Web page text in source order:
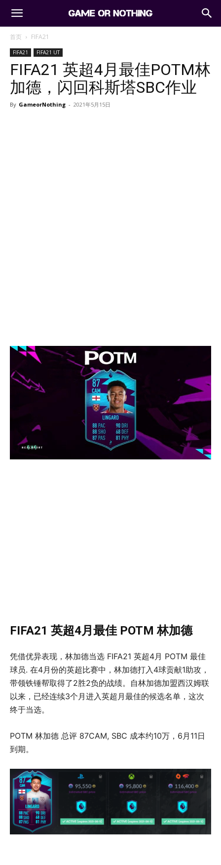
首页 FIFA21
FIFA21 FIFA21 UT
FIFA21 英超4月最佳POTM林
加德，闪回科斯塔SBC作业
By GameorNothing - 2021年5月15日
FIFA21 英超4月最佳 POTM 林加德
凭借优异表现，林加德当选 FIFA21 英超4月 POTM 最佳
球员. 在4月份的英超比赛中，林加德打入4球贡献1助攻，
带领铁锤帮取得了2胜2负的战绩。自林加德加盟西汉姆联
以来，已经连续3个月进入英超月最佳的候选名单，这次
终于当选。
POTM 林加德 总评 87CAM, SBC 成本约10万，6月11日
到期。